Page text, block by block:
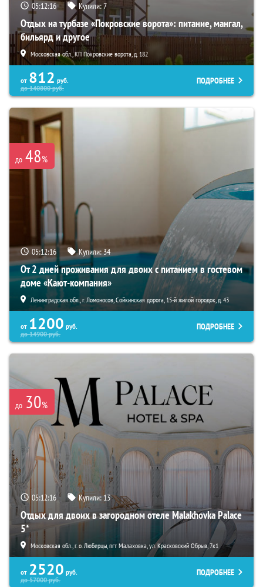
05:12:15 Купили:7
Отдых на турбазе «Покровские ворота»: питание, мангал,
бильярд и другое
Московская обл., КП Покровские ворота, д. 182
от 812 руб.
до140800руб.
ПОДРОБНЕЕ
до 48%
05:12:15 Купили:34
От 2 дней проживания для двоих с питанием в гостевом
доме «Кают-компания»
Ленинградская обл., г. Ломоносов, Сойкинская дорога, 15-й жилой городок, д. 43
от 1200 руб.
до14900руб.
ПОДРОБНЕЕ
до 30%
05:12:15 Купили:13
Отдых для двоих в загородном отеле Malakhovka Palace
5*
Московская обл., г. о. Люберцы, пгт Малаховка, ул. Красковский Обрыв, 7к1
от 2520 руб.
до57000руб.
ПОДРОБНЕЕ